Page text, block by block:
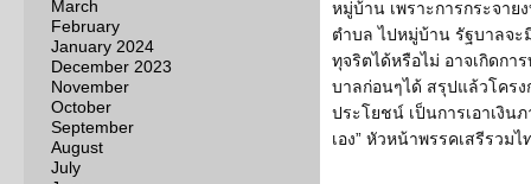
March
February
January 2024
December 2023
November
October
September
August
July
หมู่บ้าน เพราะการกระจาย
ตำบล ไปหมู่บ้าน รัฐบาลจ
ทุจริตได้หรือไม่ อาจเกิดกา
บาลก่อนๆได้ สรุปแล้วโคร
ประโยชน์ เป็นการเอาเงิน
เอง” หัวหน้าพรรคเสรีรวมไ